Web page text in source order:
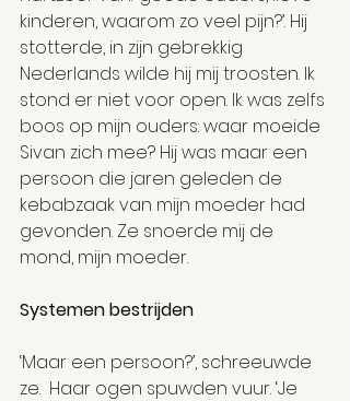
kinderen, waarom zo veel pijn?’. Hij
stotterde, in zijn gebrekkig
Nederlands wilde hij mij troosten. Ik
stond er niet voor open. Ik was zelfs
boos op mijn ouders: waar moeide
Sivan zich mee? Hij was maar een
persoon die jaren geleden de
kebabzaak van mijn moeder had
gevonden. Ze snoerde mij de
mond, mijn moeder.
Systemen bestrijden
‘Maar een persoon?’, schreeuwde
ze.  Haar ogen spuwden vuur. ‘Je